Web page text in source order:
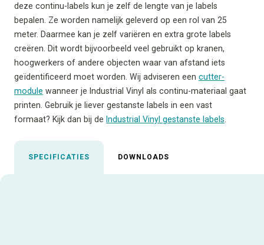
deze continu-labels kun je zelf de lengte van je labels
bepalen. Ze worden namelijk geleverd op een rol van 25
meter. Daarmee kan je zelf variëren en extra grote labels
creëren. Dit wordt bijvoorbeeld veel gebruikt op kranen,
hoogwerkers of andere objecten waar van afstand iets
geïdentificeerd moet worden. Wij adviseren een cutter-
module wanneer je Industrial Vinyl als continu-materiaal gaat
printen. Gebruik je liever gestanste labels in een vast
formaat? Kijk dan bij de Industrial Vinyl gestanste labels
SPECIFICATIES DOWNLOADS